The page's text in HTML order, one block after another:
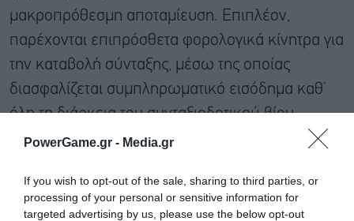
PowerGame.gr - Media.gr
If you wish to opt-out of the sale, sharing to third parties, or
processing of your personal or sensitive information for
targeted advertising by us, please use the below opt-out
μακροπρόθεσμη αποταμίευση. Επιπλέον,
παρέχονται επιπρόσθετα φορολογικά κίνητρα για
την καταβολή σύνταξης, μέσω της οποίας
διασφαλίζεται συμπληρωματικό εισόδημα καθ’
όλη τη διάρκεια του συνταξιοδοτικού βίου.
• Για 0-5 έτη ασφάλισης προβλέπεται 20%
σύνταξη.
• Για 6-15 έτη ασφάλισης προβλέπεται 15%